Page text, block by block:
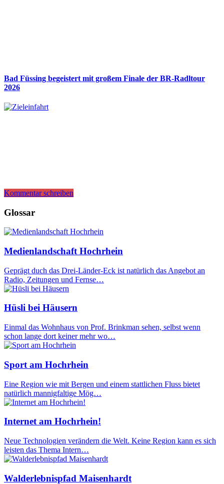
Bad Füssing begeistert mit großem Finale der BR-Radltour
2026
Kommentar schreiben
Glossar
Medienlandschaft Hochrhein
Geprägt duch das Drei-Länder-Eck ist natürlich das Angebot an
Radio, Zeitungen und Fernse…
Hüsli bei Häusern
Einmal das Wohnhaus von Prof. Brinkman sehen, selbst wenn
schon lange dort keiner mehr wo…
Sport am Hochrhein
Eine Region wie mit Bergen und einem stattlichen Fluss bietet
natürlich mannigfaltige Mög…
Internet am Hochrhein!
Neue Technologien verändern die Welt. Keine Region kann es sich
leisten das Thema Intern…
Walderlebnispfad Maisenhardt